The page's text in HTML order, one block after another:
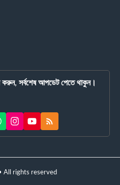
করুন, সর্বশেষ আপডেট পেতে থাকুন।
• All rights reserved